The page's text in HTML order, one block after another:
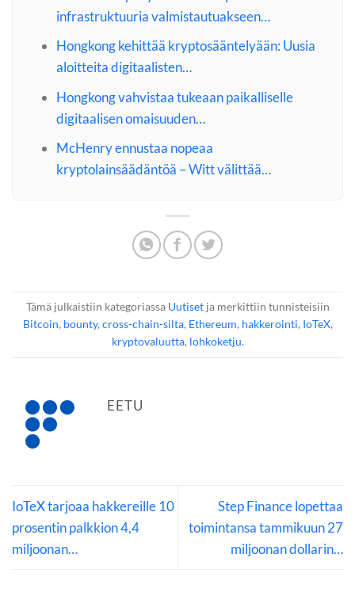
infrastruktuuria valmistautuakseen…
Hongkong kehittää kryptosääntelyään: Uusia
aloitteita digitaalisten…
Hongkong vahvistaa tukeaan paikalliselle
digitaalisen omaisuuden…
McHenry ennustaa nopeaa
kryptolainsäädäntöä – Witt välittää…
Tämä julkaistiin kategoriassa Uutisetja merkittiin tunnisteisiin
Bitcoin, bounty, cross-chain-silta, Ethereum, hakkerointi, IoTeX,
kryptovaluutta, lohkoketju.
EETU
IoTeX tarjoaa hakkereille 10
prosentin palkkion 4,4
miljoonan…
Step Finance lopettaa
toimintansa tammikuun 27
miljoonan dollarin…